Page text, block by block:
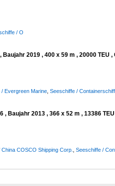
/ O
Baujahr 2019 , 400 x 59 m , 20000 TEU
/ Evergreen Marine Seeschiffe /
, Baujahr 2013 , 366 x 52 m , 13386
COSCO Shipping Corp. Seeschiffe /